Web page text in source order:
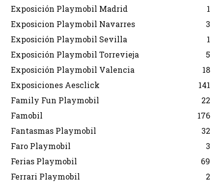
Exposición Playmobil Madrid
1
Exposicion Playmobil Navarres
3
Exposición Playmobil Sevilla
1
Exposición Playmobil Torrevieja
5
Exposición Playmobil Valencia
18
Exposiciones Aesclick
141
Family Fun Playmobil
22
Famobil
176
Fantasmas Playmobil
32
Faro Playmobil
3
Ferias Playmobil
69
Ferrari Playmobil
2